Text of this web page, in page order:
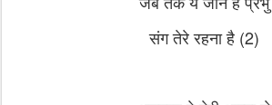
संग तेरे रहना है (2)